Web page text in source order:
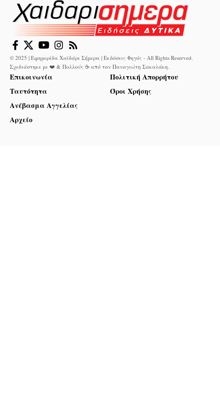
© 2025 | Εφημερίδα Χαϊδάρι Σήμερα | Εκδόσεις Φηγός - All Rights Reserved.
Σχεδιάστηκε με ❤️ & Πολλούς ☕ από τον Παναγιώτη Σακαλάκη
Επικοινωνία
Ταυτότητα
Ανέβασμα Αγγελίας
Αρχείο
Πολιτική Απορρήτου
Όροι Χρήσης